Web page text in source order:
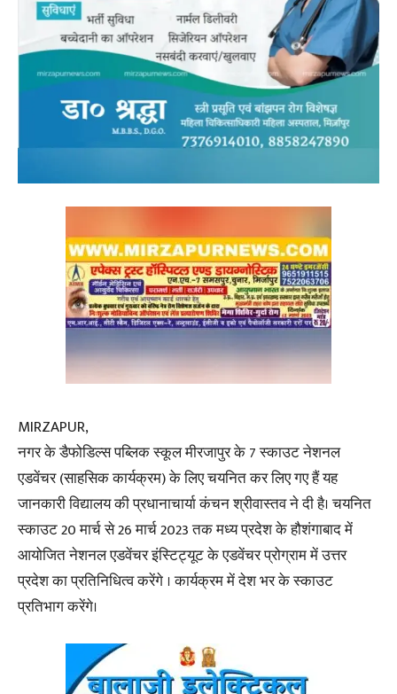
MIRZAPUR,
नगर के डैफोडिल्स पब्लिक स्कूल मीरजापुर के 7 स्काउट नेशनल
एडवेंचर (साहसिक कार्यक्रम) के लिए चयनित कर लिए गए हैं यह
जानकारी विद्यालय की प्रधानाचार्या कंचन श्रीवास्तव ने दी है। चयनित
स्काउट 20 मार्च से 26 मार्च 2023 तक मध्य प्रदेश के हौशंगाबाद में
आयोजित नेशनल एडवेंचर इंस्टिट्यूट के एडवेंचर प्रोग्राम में उत्तर
प्रदेश का प्रतिनिधित्व करेंगे । कार्यक्रम में देश भर के स्काउट
प्रतिभाग करेंगे।